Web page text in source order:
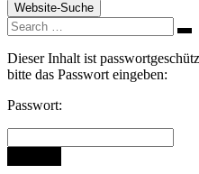
Website-Suche
Search
for:
Dieser Inhalt ist
bitte das Passwort eingeben:
Passwort: